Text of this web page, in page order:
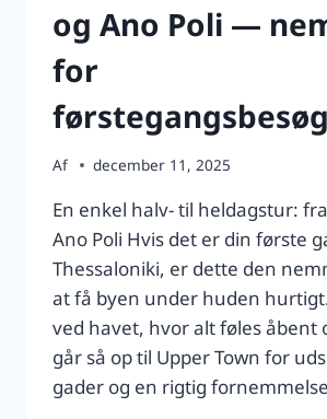
og Ano Poli —
for
Af december 11, 2025
En enkel halv- til heldagstur:
Ano Poli Hvis det er din første
Thessaloniki, er dette den
at få byen under huden
ved havet, hvor alt føles åbent
går så op til Upper Town for
gader og en rigtig